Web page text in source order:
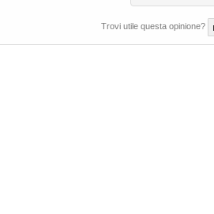
Trovi utile questa opinione?